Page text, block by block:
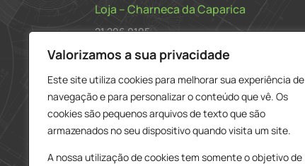
Valorizamos a sua privacidade
Este site utiliza cookies para melhorar sua experiência de
navegação e para personalizar o conteúdo que vê. Os
cookies são pequenos arquivos de texto que são
armazenados no seu dispositivo quando visita um site.
A nossa utilização de cookies tem somente o objetivo de
Loja – Charneca da Caparica
21 296 0195
912 606 251
charneca@delarobia.pt
R. António Andrade, 1116
2820-287 • Charneca da Caparica
Loja – Tires
214 453 329